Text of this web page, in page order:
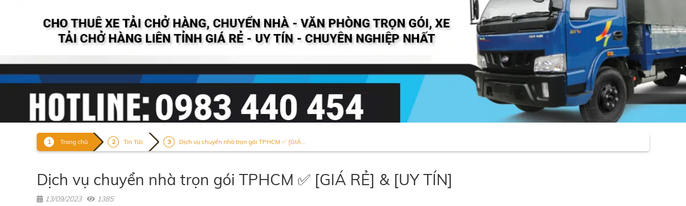
Trang chủ Tin Tức Dịch vụ chuyển nhà trọn gói TPHCM ✅ [GIÁ...
Dịch vụ chuyển nhà trọn gói TPHCM ✅ [GIÁ RẺ] & [UY TÍN]
13/09/2023 1385